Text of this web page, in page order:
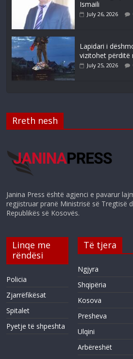
Ismaili
July 26, 2026
Lapidari i
vizitohet përditë
July 25, 2026
Rreth nesh
Janina Press është agjenci e pavarur
regjistruar pranë Ministrisë së Tregtisë
Republikës së Kosovës.
Linqe me
rëndësi
Policia
Zjarrëfikësat
Spitalet
Pyetje të shpeshta
Të tjera
Ngjyra
Shqipëria
Kosova
Presheva
Ulqini
Arbëreshët